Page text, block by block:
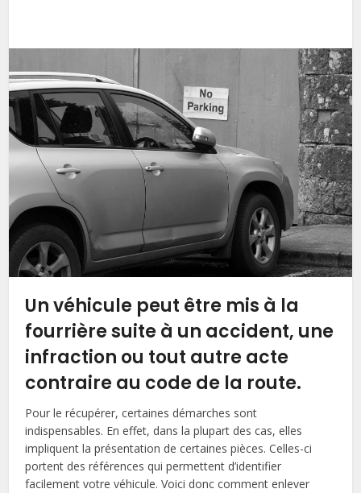
Un véhicule peut être mis à la
fourrière suite à un accident, une
infraction ou tout autre acte
contraire au code de la route.
Pour le récupérer, certaines démarches sont
indispensables. En effet, dans la plupart des cas, elles
impliquent la présentation de certaines pièces. Celles-ci
portent des références qui permettent d’identifier
facilement votre véhicule. Voici donc comment enlever